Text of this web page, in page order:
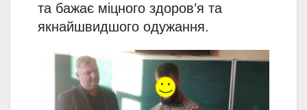
та бажає міцного здоров’я та
якнайшвидшого одужання.